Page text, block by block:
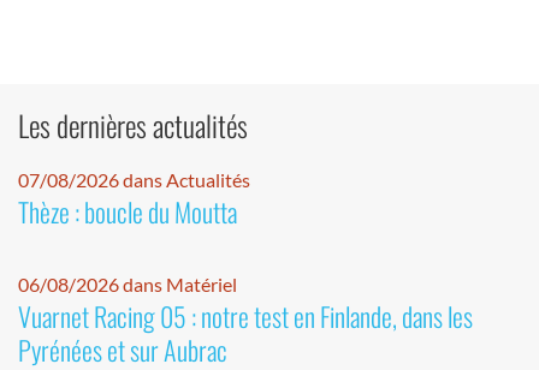
Les dernières actualités
07/08/2026 dans Actualités
Thèze : boucle du Moutta
06/08/2026 dans Matériel
Vuarnet Racing 05 : notre test en Finlande, dans les
Pyrénées et sur Aubrac